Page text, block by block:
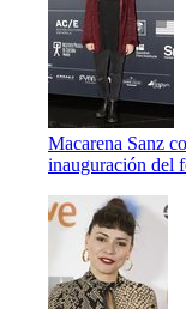
Macarena Sanz
inauguración del